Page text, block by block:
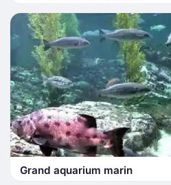
Grand aquarium marin